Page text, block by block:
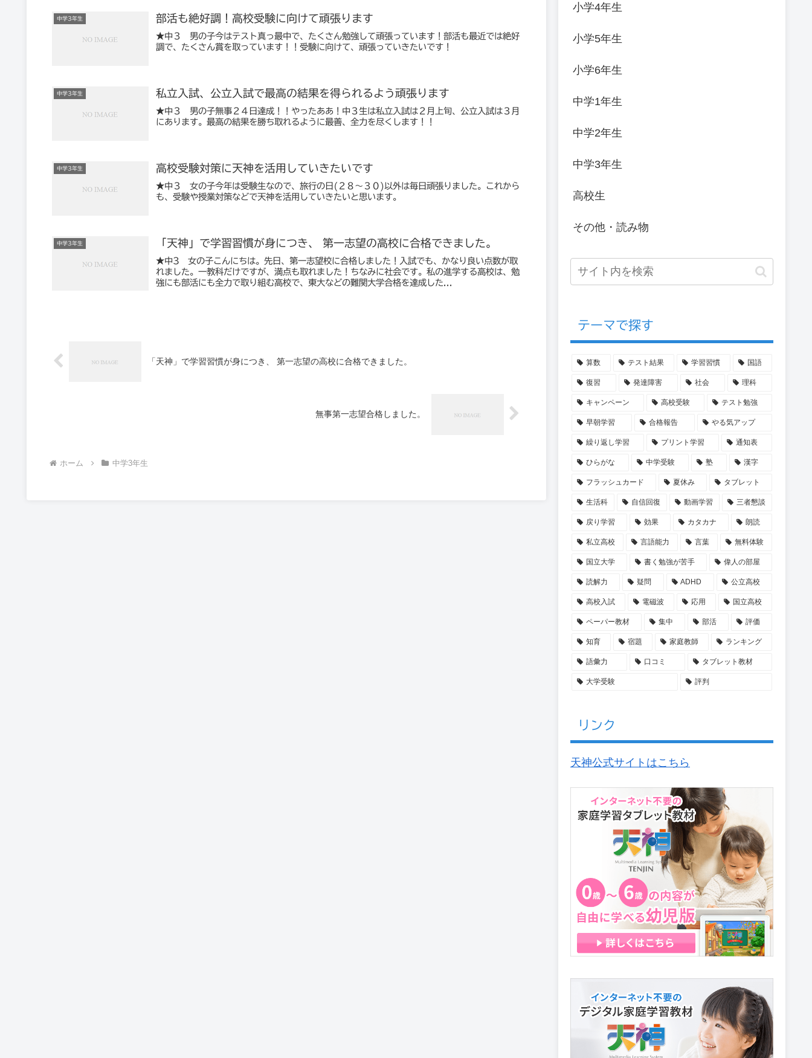
中学3年生 部活も絶好調！高校受験に向けて頑張ります
★中３ 男の子今はテスト真っ最中で、たくさん勉強して頑張っています！部活も最近では絶好
調で、たくさん賞を取っています！！受験に向けて、頑張っていきたいです！
中学3年生 私立入試、公立入試で最高の結果を得られるよう頑張ります
★中３ 男の子無事２４日達成！！やったああ！中３生は私立入試は２月上旬、公立入試は３月
にあります。最高の結果を勝ち取れるように最善、全力を尽くします！！
中学3年生 高校受験対策に天神を活用していきたいです
★中３ 女の子今年は受験生なので、旅行の日(２８～３０)以外は毎日頑張りました。これから
も、受験や授業対策などで天神を活用していきたいと思います。
中学3年生 「天神」で学習習慣が身につき、 第一志望の高校に合格できました。
★中3 女の子こんにちは。先日、第一志望校に合格しました！入試でも、かなり良い点数が取
れました。一教科だけですが、満点も取れました！ちなみに社会です。私の進学する高校は、勉
強にも部活にも全力で取り組む高校で、東大などの難関大学合格を達成した...
「天神」で学習習慣が身につき、 第一志望の高校に合格できました。
無事第一志望合格しました。
ホーム 中学3年生
小学4年生
小学5年生
小学6年生
中学1年生
中学2年生
中学3年生
高校生
その他・読み物
テーマで探す
算数 テスト結果 学習習慣 国語
復習 発達障害 社会 理科
キャンペーン 高校受験 テスト勉強
早朝学習 合格報告 やる気アップ
繰り返し学習 プリント学習 通知表
ひらがな 中学受験 塾 漢字
フラッシュカード 夏休み タブレット
生活科 自信回復 動画学習 三者懇談
戻り学習 効果 カタカナ 朗読
私立高校 言語能力 言葉 無料体験
国立大学 書く勉強が苦手 偉人の部屋
読解力 疑問 ADHD 公立高校
高校入試 電磁波 応用 国立高校
ペーパー教材 集中 部活 評価
知育 宿題 家庭教師 ランキング
語彙力 口コミ タブレット教材
大学受験 評判
リンク
天神公式サイトはこちら